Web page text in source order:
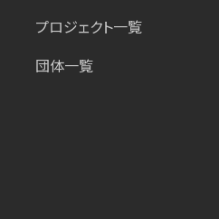
プロジェクト一覧
団体一覧